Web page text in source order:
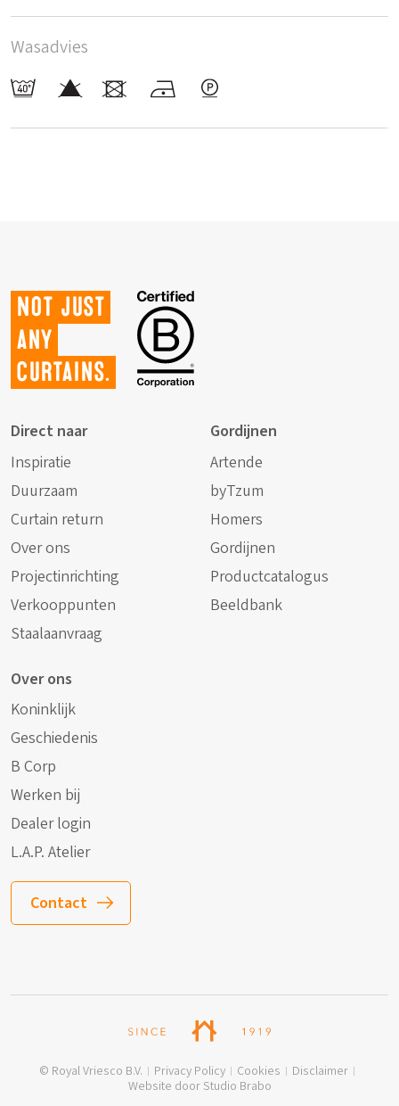
Wasadvies
Not just
any
curtains.
Direct naar
Inspiratie
Duurzaam
Curtain return
Over ons
Projectinrichting
Verkooppunten
Staalaanvraag
Gordijnen
Artende
byTzum
Homers
Gordijnen
Productcatalogus
Beeldbank
Over ons
Koninklijk
Geschiedenis
B Corp
Werken bij
Dealer login
L.A.P. Atelier
Contact
© Royal Vriesco B.V. Privacy Policy Cookies
Disclaimer
Website door Studio Brabo